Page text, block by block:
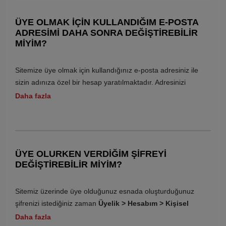
Siparişinizin durumunu takip etmek için sitemizde yer alan
ÜYE OLMAK IÇIN KULLANDIĞIM E-POSTA
ADRESIMI DAHA SONRA DEĞIŞTIREBILIR
MIYIM?
Sitemize üye olmak için kullandığınız e-posta adresiniz ile
sizin adınıza özel bir hesap yaratılmaktadır. Adresinizi
değiştirmek istediğinizde yeni kullanmak istediğiniz e-posta
Bu konuda destek almak için müşteri hizmetleri birimimiz ile
iletişime geçmenizi rica ederiz.
Üyeliğinizi iptal etmek istiyorsanız
Hesabım > Üyelik
Bilgilerim > Üyeliğimi İptal Etsayfası üzerinden üyelik iptal
Daha fazla
ÜYE OLURKEN VERDIĞIM ŞIFREYI
DEĞIŞTIREBILIR MIYIM?
Sitemiz üzerinde üye olduğunuz esnada oluşturduğunuz
şifrenizi istediğiniz zaman Üyelik > Hesabım > Kişisel
Bilgilerimsayfası üzerinden değiştirebilirsiniz.
Daha fazla